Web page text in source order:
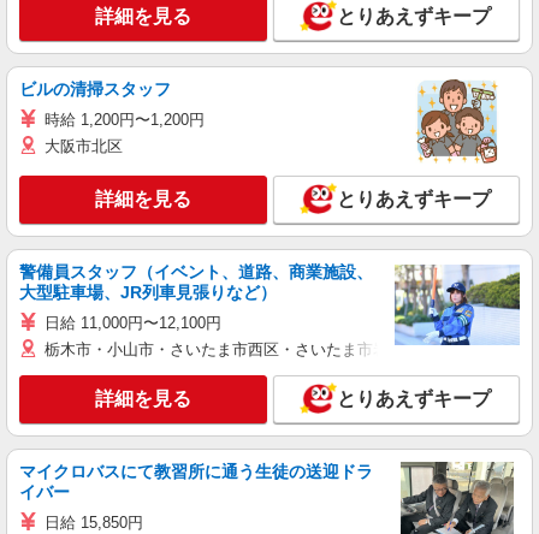
詳細を見る とりあえずキープ
ビルの清掃スタッフ
時給 1,200円〜1,200円
大阪市北区
詳細を見る とりあえずキープ
警備員スタッフ（イベント、道路、商業施設、
大型駐車場、JR列車見張りなど）
日給 11,000円〜12,100円
栃木市・小山市・さいたま市西区・さいたま市岩槻区・久喜市・蓮田
詳細を見る とりあえずキープ
マイクロバスにて教習所に通う生徒の送迎ドラ
イバー
日給 15,850円